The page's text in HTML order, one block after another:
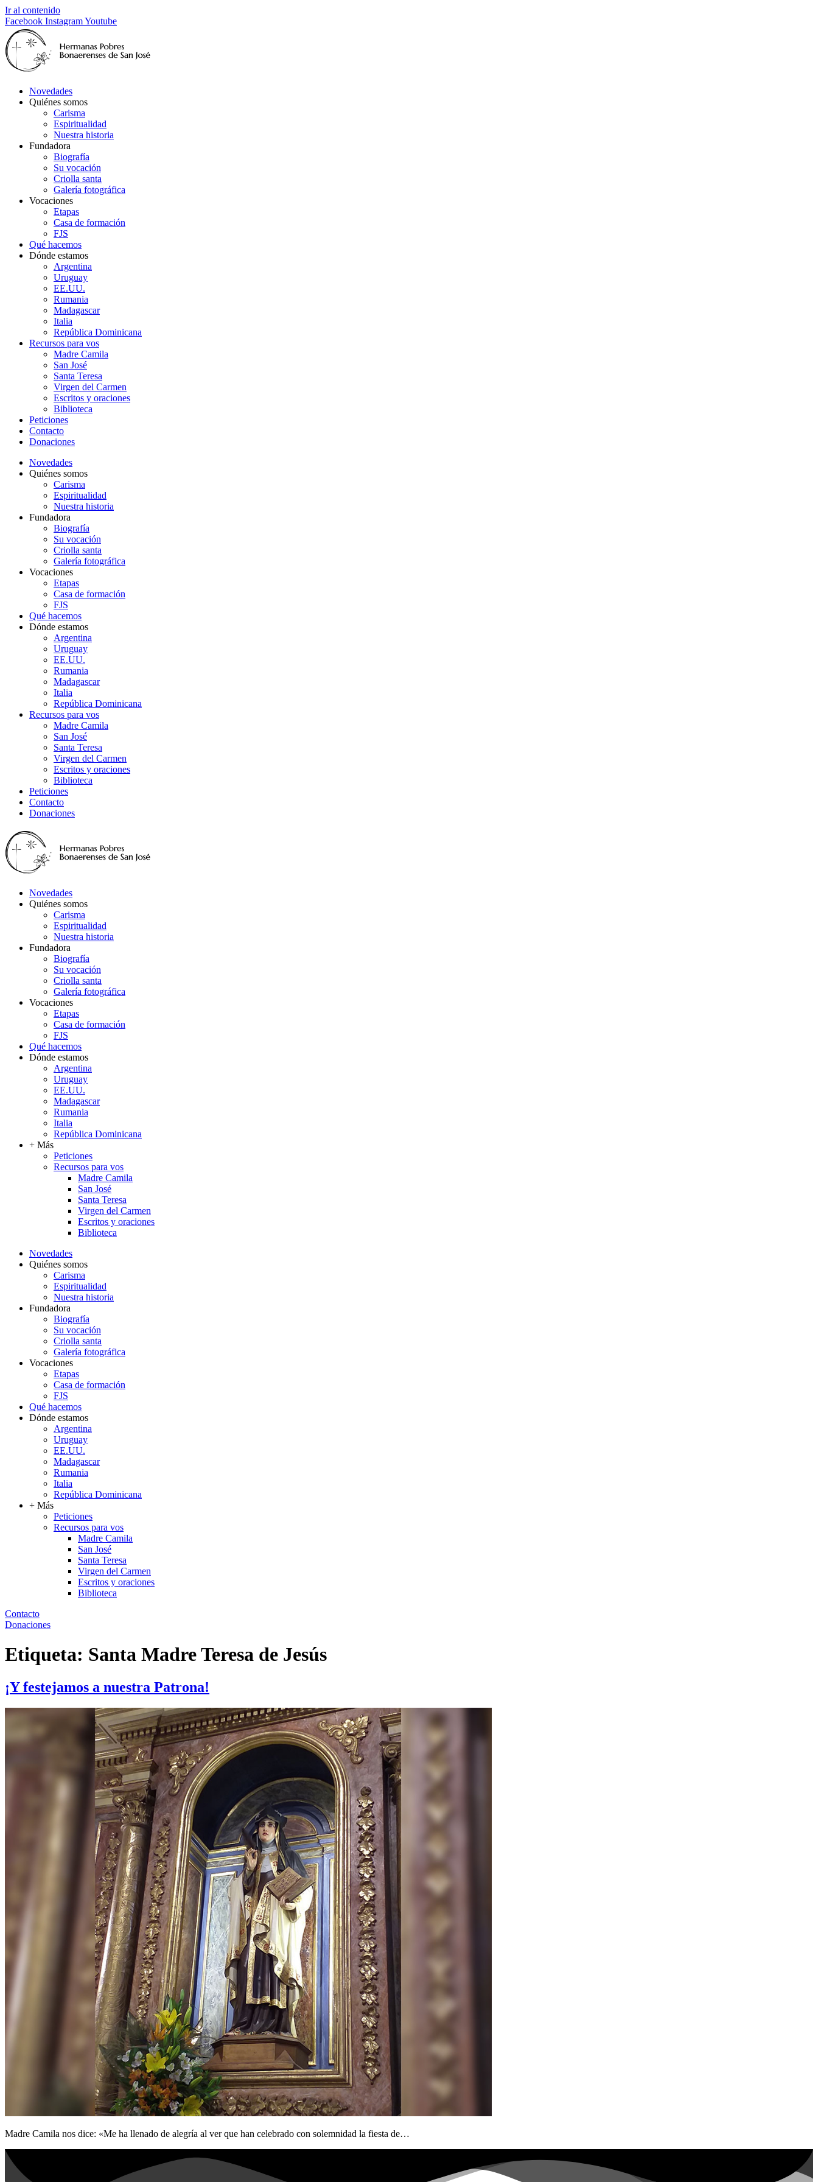
Ir al contenido
Facebook InstagramYoutube
Novedades
Quiénes somos
Carisma
Espiritualidad
Nuestra historia
Fundadora
Biografía
Su vocación
Criolla santa
Galería fotográfica
Vocaciones
Etapas
Casa de formación
FJS
Qué hacemos
Dónde estamos
Argentina
Uruguay
EE.UU.
Rumania
Madagascar
Italia
República Dominicana
Recursos para vos
Madre Camila
San José
Santa Teresa
Virgen del Carmen
Escritos y oraciones
Biblioteca
Peticiones
Contacto
Donaciones
Novedades
Quiénes somos
Carisma
Espiritualidad
Nuestra historia
Fundadora
Biografía
Su vocación
Criolla santa
Galería fotográfica
Vocaciones
Etapas
Casa de formación
FJS
Qué hacemos
Dónde estamos
Argentina
Uruguay
EE.UU.
Rumania
Madagascar
Italia
República Dominicana
Recursos para vos
Madre Camila
San José
Santa Teresa
Virgen del Carmen
Escritos y oraciones
Biblioteca
Peticiones
Contacto
Donaciones
Novedades
Quiénes somos
Carisma
Espiritualidad
Nuestra historia
Fundadora
Biografía
Su vocación
Criolla santa
Galería fotográfica
Vocaciones
Etapas
Casa de formación
FJS
Qué hacemos
Dónde estamos
Argentina
Uruguay
EE.UU.
Madagascar
Rumania
Italia
República Dominicana
+ Más
Peticiones
Recursos para vos
Madre Camila
San José
Santa Teresa
Virgen del Carmen
Escritos y oraciones
Biblioteca
Novedades
Quiénes somos
Carisma
Espiritualidad
Nuestra historia
Fundadora
Biografía
Su vocación
Criolla santa
Galería fotográfica
Vocaciones
Etapas
Casa de formación
FJS
Qué hacemos
Dónde estamos
Argentina
Uruguay
EE.UU.
Madagascar
Rumania
Italia
República Dominicana
+ Más
Peticiones
Recursos para vos
Madre Camila
San José
Santa Teresa
Virgen del Carmen
Escritos y oraciones
Biblioteca
Contacto
Donaciones
Etiqueta: Santa Madre Teresa de Jesús
¡Y festejamos a nuestra Patrona!
Madre Camila nos dice: «Me ha llenado de alegría al ver que han celebrado con solemnidad la fiesta de…